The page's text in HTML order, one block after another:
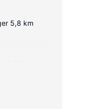
5,8 km